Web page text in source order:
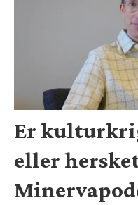
Er
eller